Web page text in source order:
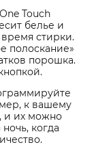
Touch
белье и
стирки.
полоскание»
порошка.
к вашему
и их можно
когда